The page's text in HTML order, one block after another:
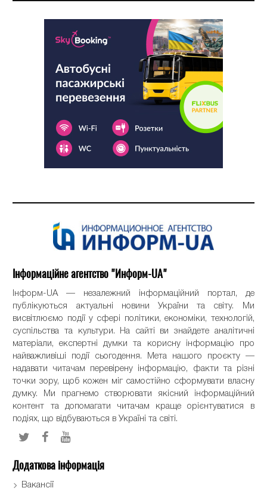
Інформаційне агентство "Информ-UA"
Інформ-UA — незалежний інформаційний портал, де
публікуються актуальні новини України та світу. Ми
висвітлюємо події у сфері політики, економіки, технологій,
суспільства та культури. На сайті ви знайдете аналітичні
матеріали, експертні думки та корисну інформацію про
найважливіші події сьогодення. Мета нашого проєкту —
надавати читачам перевірену інформацію, факти та різні
точки зору, щоб кожен міг самостійно сформувати власну
думку. Ми прагнемо створювати якісний інформаційний
контент та допомагати читачам краще орієнтуватися в
подіях, що відбуваються в Україні та світі.
Додаткова інформація
Вакансії